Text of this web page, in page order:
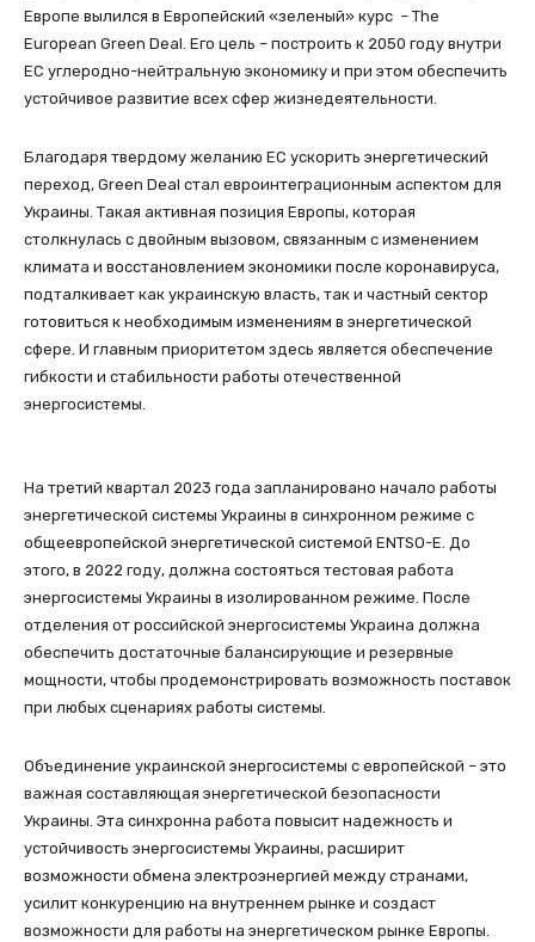
Европе вылился в Европейский «зеленый» курс – The
European Green Deal. Его цель – построить к 2050 году внутри
ЕС углеродно-нейтральную экономику и при этом обеспечить
устойчивое развитие всех сфер жизнедеятельности.
Благодаря твердому желанию ЕС ускорить энергетический
переход, Green Deal стал евроинтеграционным аспектом для
Украины. Такая активная позиция Европы, которая
столкнулась с двойным вызовом, связанным с изменением
климата и восстановлением экономики после коронавируса,
подталкивает как украинскую власть, так и частный сектор
готовиться к необходимым изменениям в энергетической
сфере. И главным приоритетом здесь является обеспечение
гибкости и стабильности работы отечественной
энергосистемы.
На третий квартал 2023 года запланировано начало работы
энергетической системы Украины в синхронном режиме с
общеевропейской энергетической системой ENTSO-E. До
этого, в 2022 году, должна состояться тестовая работа
энергосистемы Украины в изолированном режиме. После
отделения от российской энергосистемы Украина должна
обеспечить достаточные балансирующие и резервные
мощности, чтобы продемонстрировать возможность поставок
при любых сценариях работы системы.
Объединение украинской энергосистемы с европейской – это
важная составляющая энергетической безопасности
Украины. Эта синхронна работа повысит надежность и
устойчивость энергосистемы Украины, расширит
возможности обмена электроэнергией между странами,
усилит конкуренцию на внутреннем рынке и создаст
возможности для работы на энергетическом рынке Европы.